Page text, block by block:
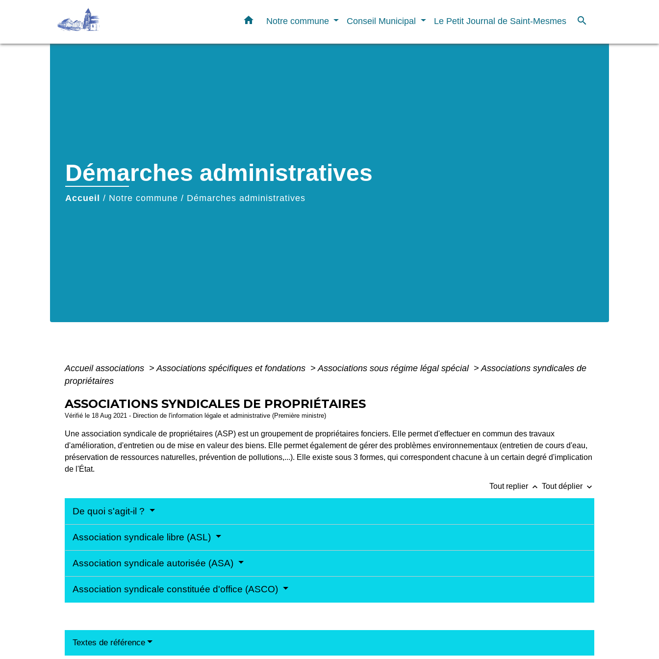
home Notre commune Conseil Municipal Le Petit Journal de Saint-Mesmes search
Démarches administratives
Accueil / Notre commune / Démarches administratives
Accueil associations > Associations spécifiques et fondations > Associations sous régime légal spécial > Associations syndicales de
propriétaires
ASSOCIATIONS SYNDICALES DE PROPRIÉTAIRES
Vérifié le 18 Aug 2021 - Direction de l'information légale et administrative (Première ministre)
Une association syndicale de propriétaires (ASP) est un groupement de propriétaires fonciers. Elle permet d'effectuer en commun des travaux
d'amélioration, d'entretien ou de mise en valeur des biens. Elle permet également de gérer des problèmes environnementaux (entretien de cours d'eau,
préservation de ressources naturelles, prévention de pollutions,...). Elle existe sous 3 formes, qui correspondent chacune à un certain degré d'implication
de l'État.
Tout replier keyboard_arrow_up Tout déplier keyboard_arrow_down
De quoi s'agit-il ?
Association syndicale libre (ASL)
Association syndicale autorisée (ASA)
Association syndicale constituée d'office (ASCO)
Textes de référence